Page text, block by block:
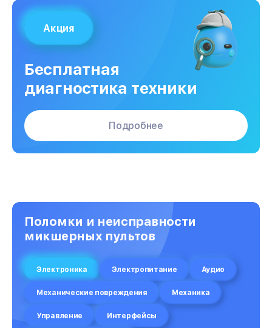
Акция
Бесплатная
диагностика техники
Подробнее
Поломки и неисправности
микшерных пультов
Электроника Электропитание Аудио
Механические повреждения Механика
Управление Интерфейсы